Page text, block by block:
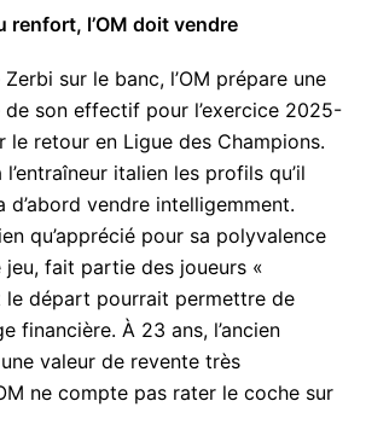
renfort, l’OM doit vendre
sur le banc, l’OM prépare une
son effectif pour l’exercice 2025-
le retour en Ligue des Champions.
italien les profils qu’il
d’abord vendre intelligemment.
qu’apprécié pour sa polyvalence
fait partie des joueurs «
le départ pourrait permettre de
financière. À 23 ans, l’ancien
valeur de revente très
ne compte pas rater le coche sur